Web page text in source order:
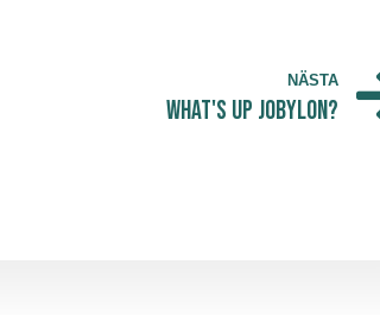
NÄSTA
What's up Jobylon?